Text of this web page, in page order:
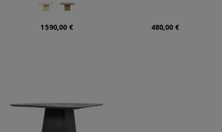
1 590,00 € 480,00 €